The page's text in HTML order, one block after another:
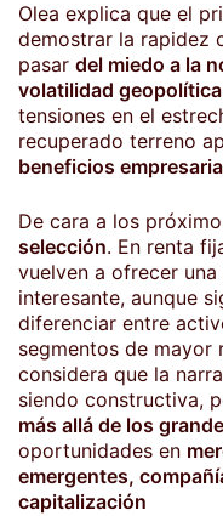
Olea explica que el
demostrar la rapidez
pasar del miedo a la
volatilidad geopolítica
tensiones en el
recuperado terreno
beneficios
De cara a los
selección. En renta
vuelven a ofrecer
interesante, aunque
diferenciar entre
segmentos de mayor
considera que la
siendo constructiva,
más allá de los
oportunidades en
emergentes,
capitalización